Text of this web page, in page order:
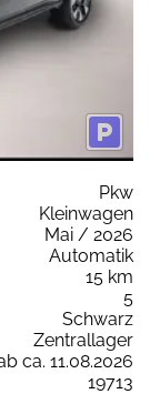
Pkw
Kleinwagen
Mai / 2026
Automatik
15 km
5
Schwarz
Zentrallager
ca. 11.08.2026
19713